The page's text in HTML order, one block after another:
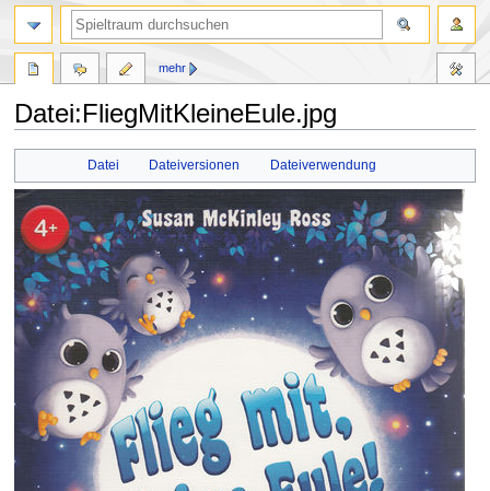
Datei:FliegMitKleineEule.jpg
Navigation
springen
Suche
springen
Datei Dateiversionen Dateiverwendung
mehr